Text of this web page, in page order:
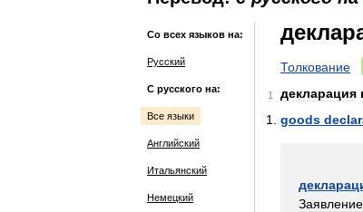
Со всех языков на:
Русский
С русского на:
Все языки
Английский
Итальянский
Немецкий
Толкование
1 декларация
goods
Заявление